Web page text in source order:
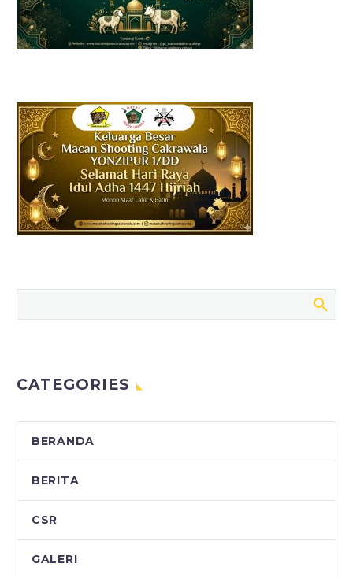
CATEGORIES
BERANDA
BERITA
CSR
GALERI